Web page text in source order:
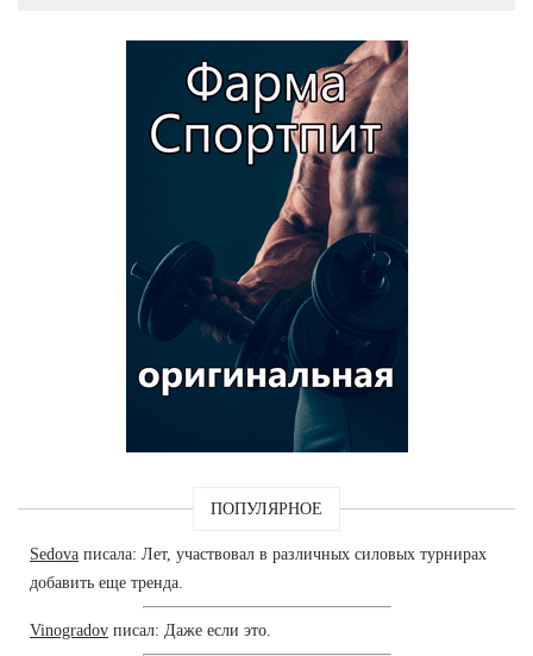
ПОПУЛЯРНОЕ
Sedova писала: Лет, участвовал в различных силовых турнирах
добавить еще тренда.
Vinogradov писал: Даже если это.